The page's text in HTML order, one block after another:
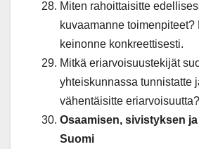
Miten rahoittaisitte
kuvaamanne toimenpiteet?
keinonne konkreettisesti.
Mitkä eriarvoisuustekijät
yhteiskunnassa tunnistatte
vähentäisitte eriarvoisuutta?
Osaamisen, sivistyksen
Suomi